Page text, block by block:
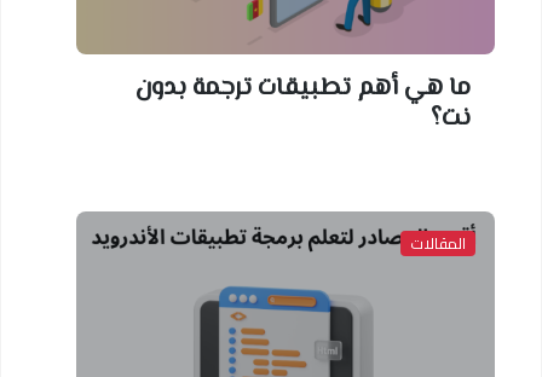
ما هي أهم تطبيقات ترجمة بدون
نت؟
المقالات